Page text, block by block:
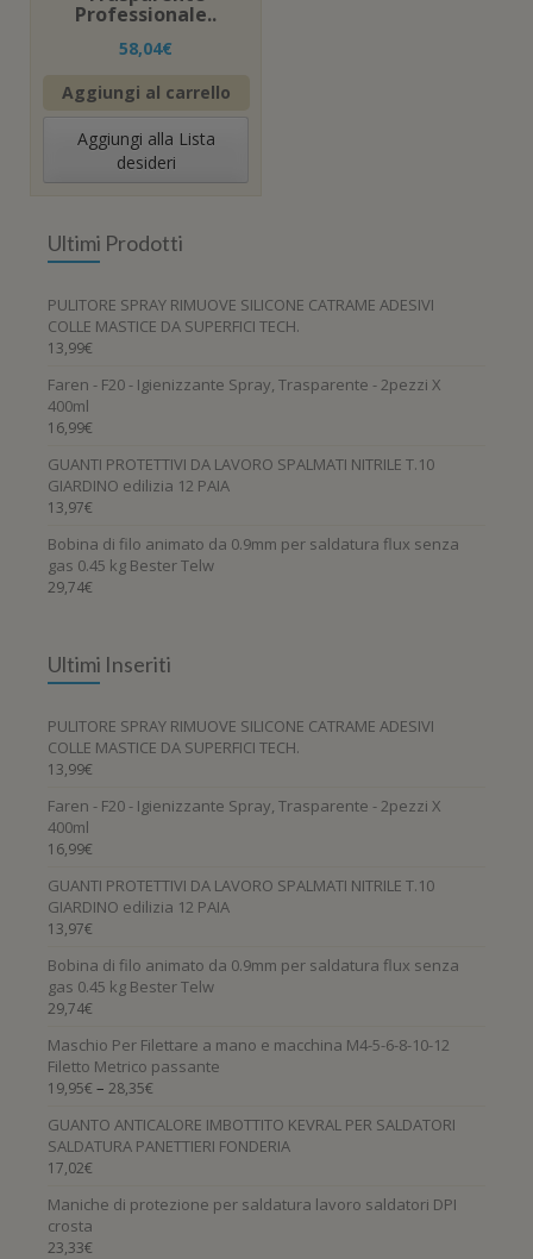
Professionale..
58,04€
Aggiungi al carrello
Aggiungi alla Lista
desideri
Ultimi Prodotti
PULITORE SPRAY RIMUOVE SILICONE CATRAME ADESIVI
COLLE MASTICE DA SUPERFICI TECH.
13,99€
Faren - F20 - Igienizzante Spray, Trasparente - 2pezzi X
400ml
16,99€
GUANTI PROTETTIVI DA LAVORO SPALMATI NITRILE T.10
GIARDINO edilizia 12 PAIA
13,97€
Bobina di filo animato da 0.9mm per saldatura flux senza
gas 0.45 kg Bester Telw
29,74€
Ultimi Inseriti
PULITORE SPRAY RIMUOVE SILICONE CATRAME ADESIVI
COLLE MASTICE DA SUPERFICI TECH.
13,99€
Faren - F20 - Igienizzante Spray, Trasparente - 2pezzi X
400ml
16,99€
GUANTI PROTETTIVI DA LAVORO SPALMATI NITRILE T.10
GIARDINO edilizia 12 PAIA
13,97€
Bobina di filo animato da 0.9mm per saldatura flux senza
gas 0.45 kg Bester Telw
29,74€
Maschio Per Filettare a mano e macchina M4-5-6-8-10-12
Filetto Metrico passante
19,95€ – 28,35€
GUANTO ANTICALORE IMBOTTITO KEVRAL PER SALDATORI
SALDATURA PANETTIERI FONDERIA
17,02€
Maniche di protezione per saldatura lavoro saldatori DPI
crosta
23,33€